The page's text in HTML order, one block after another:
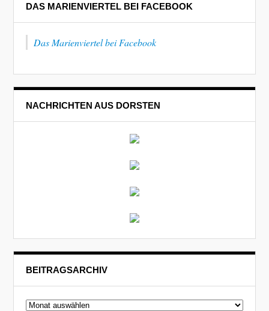
DAS MARIENVIERTEL BEI FACEBOOK
Das Marienviertel bei Facebook
NACHRICHTEN AUS DORSTEN
BEITRAGSARCHIV
Beitragsarchiv